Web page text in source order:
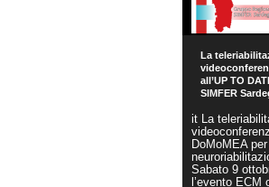
La
all’UP TO
SIMFER
it La
DoMoMEA
Sabato 9
l’evento ECM